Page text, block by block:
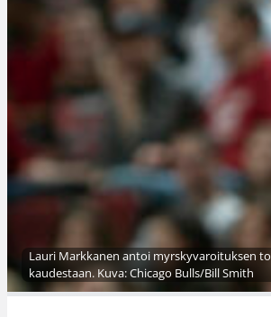
Lauri Markkanen antoi myrskyvaroituksen
kaudestaan. Kuva: Chicago Bulls/Bill Smith